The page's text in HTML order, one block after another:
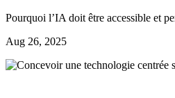
Pourquoi l’IA doit être accessible et
Aug 26, 2025